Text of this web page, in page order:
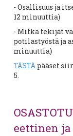
- Osallisuus ja
12 minuuttia)
- Mitkä tekijät
potilastyöstä ja
minuuttia)
TÄSTÄ pääset
5.
eettinen